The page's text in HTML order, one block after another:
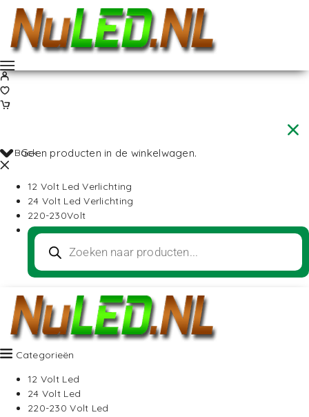
Geen producten in de winkelwagen.
Back
12 Volt Led Verlichting
24 Volt Led Verlichting
220-230Volt
Categorieën
12 Volt Led
24 Volt Led
220-230 Volt Led